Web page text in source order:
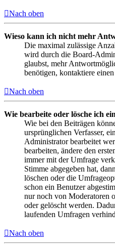
Nach oben
Wieso kann ich nicht mehr
Die maximal zulässige
wird durch die Board-
glaubst, mehr
benötigen, kontaktiere
Nach oben
Wie bearbeite oder lösche ich
Wie bei den Beiträgen
ursprünglichen Verfasser,
Administrator bearbeitet
bearbeiten, ändere den
immer mit der Umfrage
Stimme abgegeben hat,
löschen oder die
schon ein Benutzer
nur noch von Moderatoren
oder gelöscht werden.
laufenden Umfragen
Nach oben